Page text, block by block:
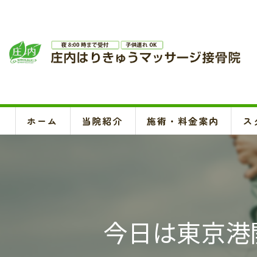
ホーム 当院紹介 施術・料金案内 ス
今日は東京